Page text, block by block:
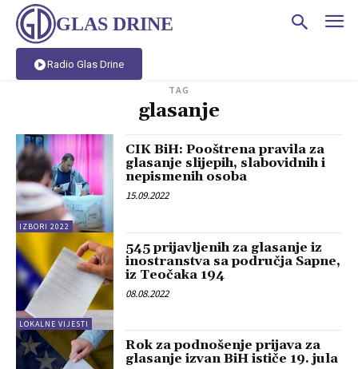
GLAS DRINE
Radio Glas Drine
TAG
glasanje
IZBORI 2022
CIK BiH: Pooštrena pravila za
glasanje slijepih, slabovidnih i
nepismenih osoba
15.09.2022
LOKALNE VIJESTI
545 prijavljenih za glasanje iz
inostranstva sa područja Sapne,
iz Teočaka 194
08.08.2022
Rok za podnošenje prijava za
glasanje izvan BiH ističe 19. jula